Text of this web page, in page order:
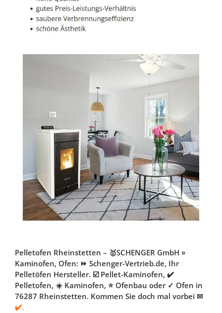
Pelletofen Rheinstetten – 🥇SCHENGER GmbH »
Kaminofen, Ofen: ⏩ Schenger-Vertrieb.de, Ihr
Pelletöfen Hersteller. ☑️ Pellet-Kaminofen, ✔️
Pelletofen, ☀️ Kaminofen, ⭐ Ofenbau oder ✓ Ofen in
76287 Rheinstetten. Kommen Sie doch mal vorbei ✉
✔️.